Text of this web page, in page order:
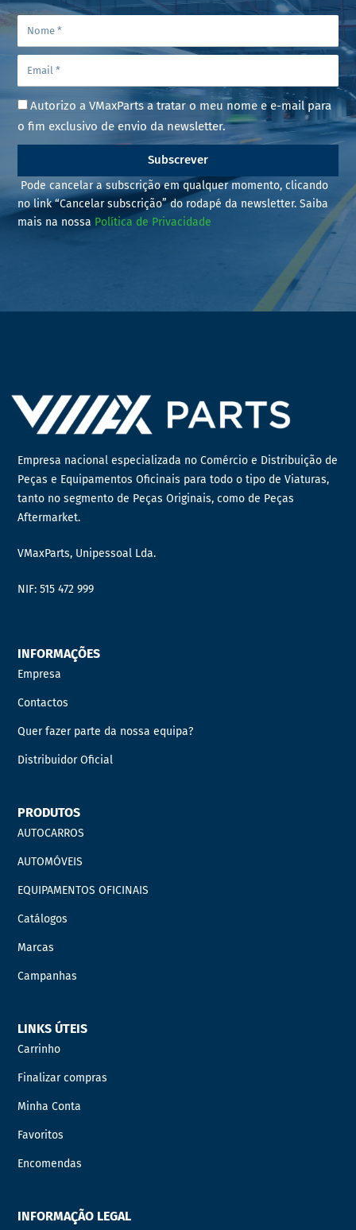
Autorizo a VMaxParts a tratar o meu nome e e-mail para
o fim exclusivo de envio da newsletter.
Subscrever
Pode cancelar a subscrição em qualquer momento, clicando
no link “Cancelar subscrição” do rodapé da newsletter. Saiba
mais na nossa Política de Privacidade
Empresa nacional especializada no Comércio e Distribuição de
Peças e Equipamentos Oficinais para todo o tipo de Viaturas,
tanto no segmento de Peças Originais, como de Peças
Aftermarket.
VMaxParts, Unipessoal Lda.
NIF: 515 472 999
INFORMAÇÕES
Empresa
Contactos
Quer fazer parte da nossa equipa?
Distribuidor Oficial
PRODUTOS
AUTOCARROS
AUTOMÓVEIS
EQUIPAMENTOS OFICINAIS
Catálogos
Marcas
Campanhas
LINKS ÚTEIS
Carrinho
Finalizar compras
Minha Conta
Favoritos
Encomendas
INFORMAÇÃO LEGAL